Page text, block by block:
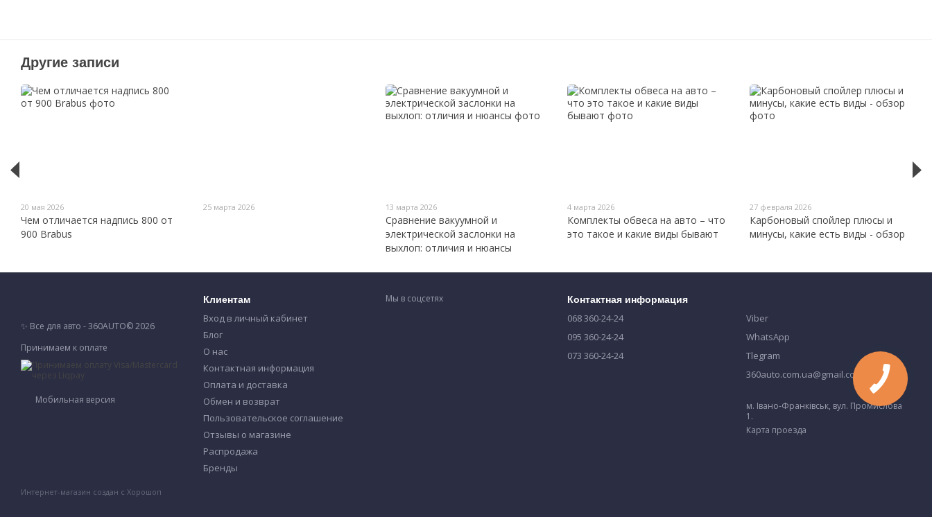
Другие записи
20 мая 2026
Чем отличается надпись 800 от
900 Brabus
25 марта 2026 13 марта 2026
Сравнение вакуумной и
электрической заслонки на
выхлоп: отличия и нюансы
4 марта 2026
Комплекты обвеса на авто – что
это такое и какие виды бывают
27 февраля 2026
Карбоновый спойлер плюсы и
минусы, какие есть виды - обзор
✨ Все для авто - 360AUTO© 2026
Принимаем к оплате
Мобильная версия
Интернет-магазин создан с Хорошоп
Клиентам
Вход в личный кабинет
Блог
О нас
Контактная информация
Оплата и доставка
Обмен и возврат
Пользовательское соглашение
Отзывы о магазине
Распродажа
Бренды
Мы в соцсетях Контактная информация
068 360-24-24
095 360-24-24
073 360-24-24
Viber
WhatsApp
Tlegram
360auto.com.ua@gmail.com
м. Івано-Франківськ, вул. Промислова
1.
Карта проезда